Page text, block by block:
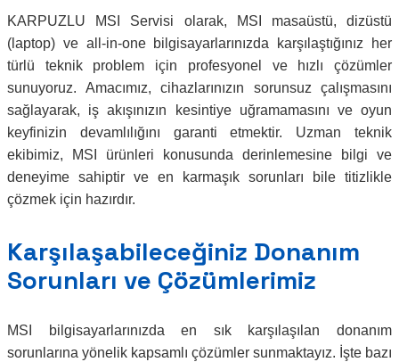
KARPUZLU MSI Servisi olarak, MSI masaüstü, dizüstü
(laptop) ve all-in-one bilgisayarlarınızda karşılaştığınız her
türlü teknik problem için profesyonel ve hızlı çözümler
sunuyoruz. Amacımız, cihazlarınızın sorunsuz çalışmasını
sağlayarak, iş akışınızın kesintiye uğramamasını ve oyun
keyfinizin devamlılığını garanti etmektir. Uzman teknik
ekibimiz, MSI ürünleri konusunda derinlemesine bilgi ve
deneyime sahiptir ve en karmaşık sorunları bile titizlikle
çözmek için hazırdır.
Karşılaşabileceğiniz Donanım
Sorunları ve Çözümlerimiz
MSI bilgisayarlarınızda en sık karşılaşılan donanım
sorunlarına yönelik kapsamlı çözümler sunmaktayız. İşte bazı